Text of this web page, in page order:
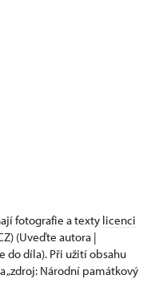
fotografie a texty licenci
(Uveďte autora |
do díla). Při užití obsahu
„zdroj: Národní památkový